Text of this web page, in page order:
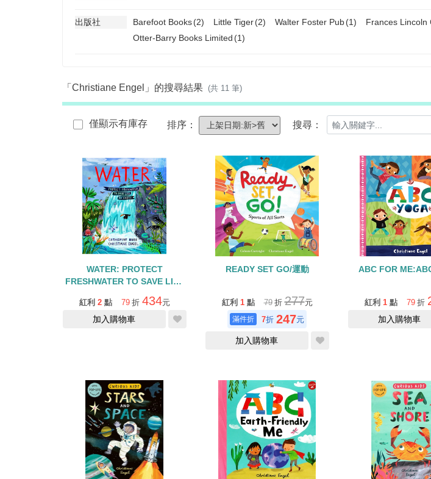
出版社 Barefoot Books(2) Little Tiger(2) Walter Foster Pub(1) Frances Lincoln
Otter-Barry Books Limited (1)
「Christiane Engel」的搜尋結果 (共 11 筆)
僅顯示有庫存 排序： 搜尋：
WATER: PROTECT
FRESHWATER TO SAVE LIFE
紅利 2 點 79 折 434元
加入購物車
READY SET GO/運動
紅利 1 點 79 折277元
7折 247元
加入購物車
ABC FOR
紅利 1 點 79 折
加入購物車